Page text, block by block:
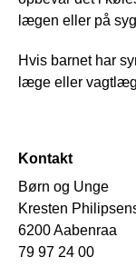
lægen eller på
Hvis barnet har
læge eller
Kontakt
Børn og Unge
Kresten
6200 Aabenraa
79 97 24 00